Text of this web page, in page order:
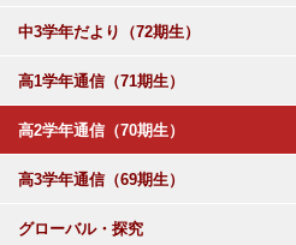
中3学年だより（72期生）
高1学年通信（71期生）
高2学年通信（70期生）
高3学年通信（69期生）
グローバル・探究